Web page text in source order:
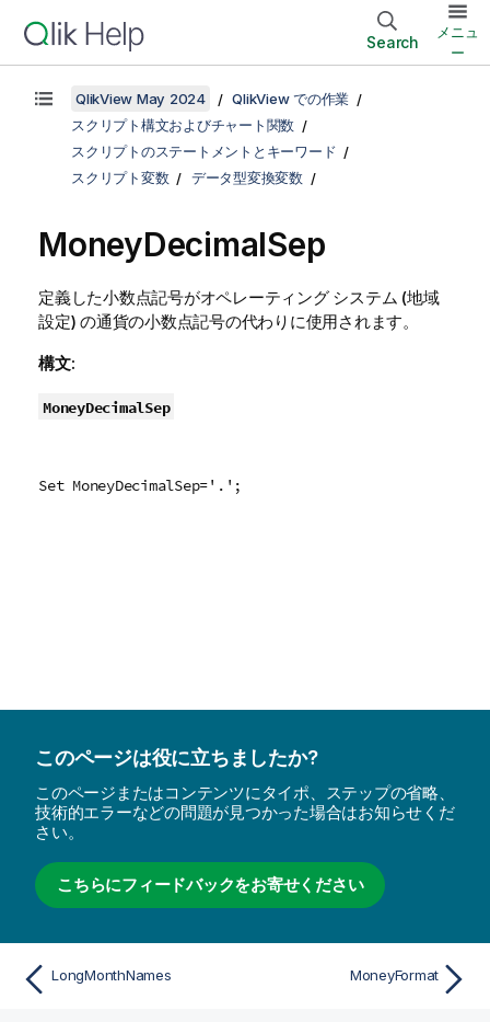
Search
メニュ
ー
QlikView May 2024
QlikView での作業
スクリプト構文およびチャート関数
スクリプトのステートメントとキーワード
スクリプト変数
データ型変換変数
MoneyDecimalSep
定義した小数点記号がオペレーティング システム (地域
設定) の通貨の小数点記号の代わりに使用されます。
構文:
MoneyDecimalSep
Set MoneyDecimalSep='.';
このページは役に立ちましたか?
このページまたはコンテンツにタイポ、ステップの省略、
技術的エラーなどの問題が見つかった場合はお知らせくだ
さい。
こちらにフィードバックをお寄せください
LongMonthNames MoneyFormat